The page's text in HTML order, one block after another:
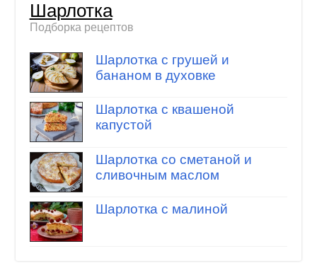
Шарлотка
Подборка рецептов
Шарлотка с грушей и
бананом в духовке
Шарлотка с квашеной
капустой
Шарлотка со сметаной и
сливочным маслом
Шарлотка с малиной